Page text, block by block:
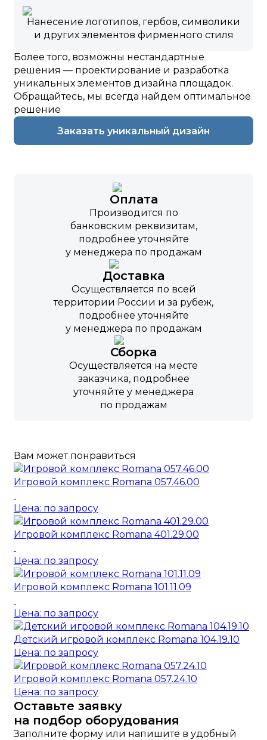
Нанесение логотипов, гербов, символики
и других элементов фирменного стиля
Более того, возможны нестандартные
решения — проектирование и разработка
уникальных элементов дизайна площадок.
Обращайтесь, мы всегда найдем оптимальное
решение
Заказать уникальный дизайн
Оплата
Производится по
банковским реквизитам,
подробнее уточняйте
у менеджера по продажам
Доставка
Осуществляется по всей
территории России и за рубеж,
подробнее уточняйте
у менеджера по продажам
Сборка
Осуществляется на месте
заказчика, подробнее
уточняйте у менеджера
по продажам
Вам может понравиться
Игровой комплекс Romana 057.46.00
Цена: по запросу
Игровой комплекс Romana 401.29.00
Цена: по запросу
Игровой комплекс Romana 101.11.09
Цена: по запросу
Детский игровой комплекс Romana 104.19.10
Цена: по запросу
Игровой комплекс Romana 057.24.10
Цена: по запросу
Оставьте заявку
на подбор оборудования
Заполните форму или напишите в удобный